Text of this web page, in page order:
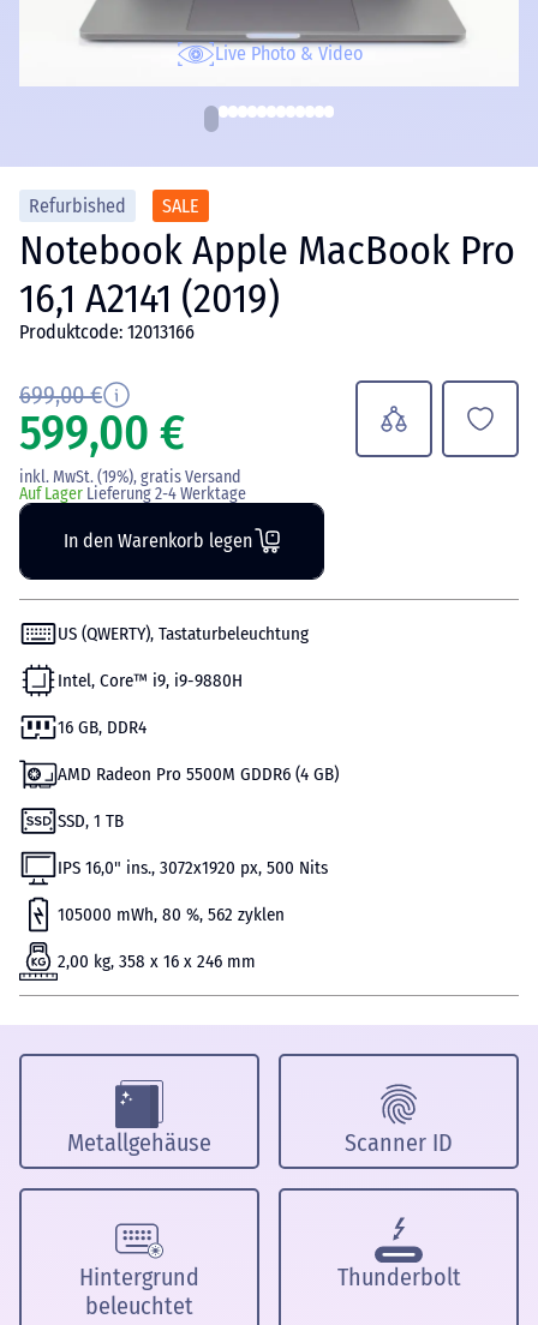
Live Photo & Video
Refurbished SALE
Notebook Apple MacBook Pro
16,1 A2141 (2019)
Produktcode: 12013166
699,00 €
599,00 €
inkl. MwSt. (19%), gratis Versand
Auf Lager Lieferung 2-4 Werktage
In den Warenkorb legen
US (QWERTY), Tastaturbeleuchtung
Intel, Core™ i9, i9-9880H
16 GB, DDR4
AMD Radeon Pro 5500M GDDR6 (4 GB)
SSD, 1 TB
IPS 16,0" ins., 3072x1920 px, 500 Nits
105000 mWh, 80 %, 562 zyklen
2,00 kg, 358 x 16 x 246 mm
Metallgehäuse Scanner ID
Hintergrund
beleuchtet
Thunderbolt